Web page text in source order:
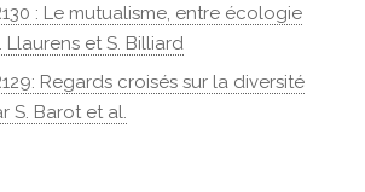
: Le mutualisme, entre écologie
Llaurens et S. Billiard
Regards croisés sur la diversité
S. Barot et al.